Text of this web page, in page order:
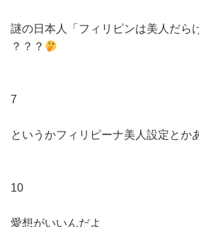
謎の日本人「フィリピンは美人だら
？？？
7
というかフィリピーナ美人設定とか
10
愛想がいいんだよ